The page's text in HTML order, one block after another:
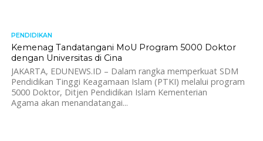
PENDIDIKAN
Kemenag Tandatangani MoU Program 5000 Doktor
dengan Universitas di Cina
JAKARTA, EDUNEWS.ID – Dalam rangka memperkuat SDM
Pendidikan Tinggi Keagamaan Islam (PTKI) melalui program
5000 Doktor, Ditjen Pendidikan Islam Kementerian
Agama akan menandatangai...